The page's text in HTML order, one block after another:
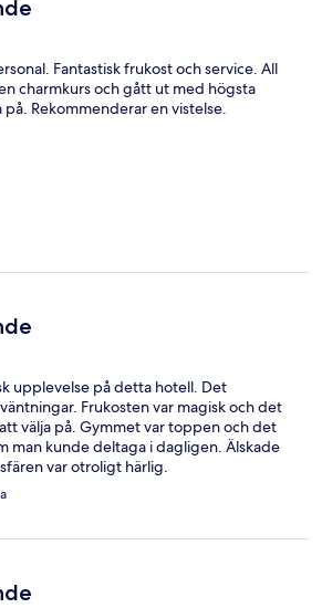
Fantastisk frukost och service. All
charmkurs och gått ut med högsta
Rekommenderar en vistelse.
upplevelse på detta hotell. Det
Frukosten var magisk och det
välja på. Gymmet var toppen och det
man kunde deltaga i dagligen. Älskade
var otroligt härlig.